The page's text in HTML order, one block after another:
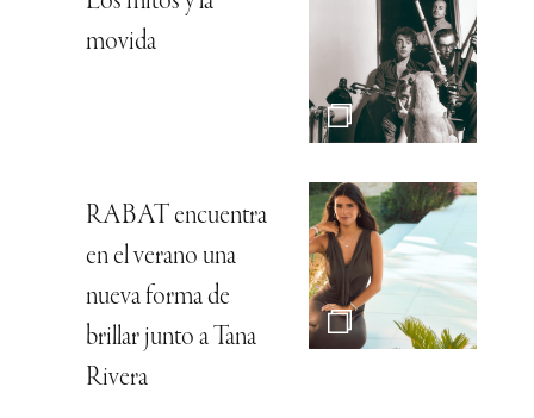
movida
RABAT encuentra
en el verano una
nueva forma de
brillar junto a Tana
Rivera